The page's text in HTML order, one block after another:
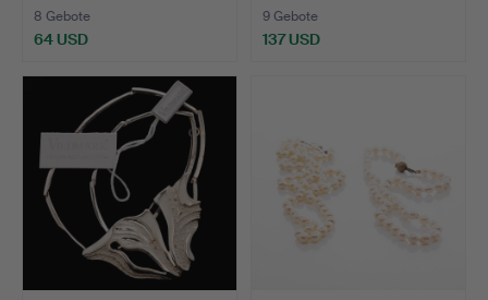
8 Gebote
64 USD
9 Gebote
137 USD